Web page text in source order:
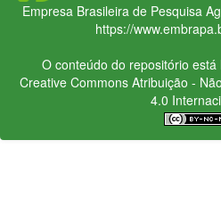
Empresa Brasileira de Pesquisa
https://
O conteúdo do repositório
Creative CommonsAtribuição -
4.0